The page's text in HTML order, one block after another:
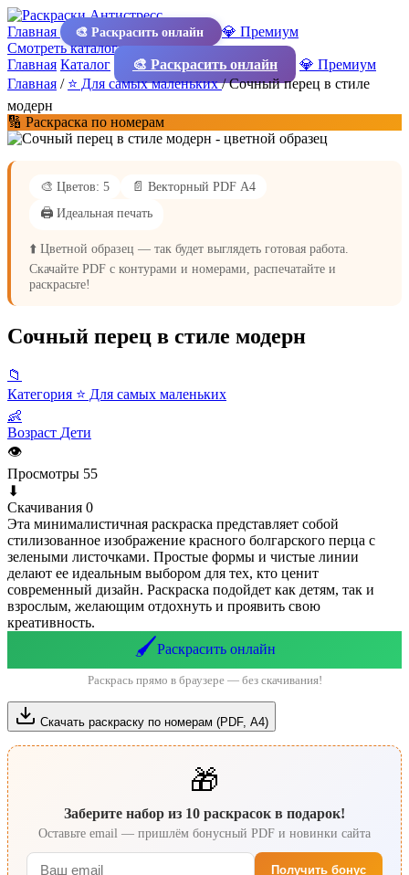
Главная 🎨 Раскрасить онлайн
💎 Премиум
Смотреть каталог
Главная Каталог 🎨 Раскрасить онлайн
💎 Премиум
Главная / ⭐ Для самых маленьких/Сочный перец в стиле
модерн
🔢 Раскраска по номерам
🎨 Цветов: 5
📄 Векторный PDF А4
🖨️ Идеальная печать
⬆️ Цветной образец — так будет выглядеть готовая работа.
Скачайте PDF с контурами и номерами, распечатайте и
раскрасьте!
Сочный перец в стиле модерн
📁
Категория ⭐ Для самых маленьких
👶
Возраст Дети
👁
Просмотры 55
⬇
Скачивания 0
Эта минималистичная раскраска представляет собой
стилизованное изображение красного болгарского перца с
зелеными листочками. Простые формы и чистые линии
делают ее идеальным выбором для тех, кто ценит
современный дизайн. Раскраска подойдет как детям, так и
взрослым, желающим отдохнуть и проявить свою
креативность.
🖌️Раскрасить онлайн
Раскрась прямо в браузере — без скачивания!
Скачать раскраску по номерам (PDF, А4)
🎁
Заберите набор из 10 раскрасок в подарок!
Оставьте email — пришлём бонусный PDF и новинки сайта
Получить бонус